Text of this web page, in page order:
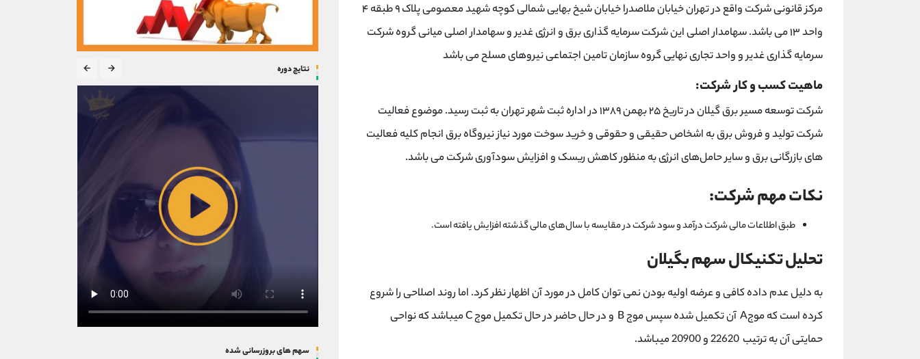
مرکز قانونی شرکت واقع در تهران خیابان ملاصدرا خیابان شیخ بهایی شمالی کوچه شهید معصومی پلاک ۹ طبقه ۴
واحد ۱۳ می باشد. سهامدار اصلی این شرکت سرمایه گذاری برق و انرژی غدیر و سهامدار اصلی میانی گروه شرکت
سرمایه گذاری غدیر و واحد تجاری نهایی گروه سازمان تامین اجتماعی نیروهای مسلح می باشد
ماهیت کسب و کار شرکت:
شرکت توسعه مسیر برق گیلان در تاریخ ۲۵ بهمن ۱۳۸۹ در اداره ثبت شهر تهران به ثبت رسید. موضوع فعالیت
شرکت تولید و فروش برق به اشخاص حقیقی و حقوقی و خرید سوخت مورد نیاز نیروگاه برق انجام کلیه فعالیت
های بازرگانی برق و سایر حامل‌های انرژی به منظور کاهش ریسک و افزایش سودآوری شرکت می باشد.
نکات مهم شرکت:
طبق اطلاعات مالی شرکت درآمد و سود شرکت در مقایسه با سال‌های مالی گذشته افزایش یافته است.
تحلیل تکنیکال سهم بگیلان
به دلیل عدم داده کافی و عرضه اولیه بودن نمی توان کامل در مورد آن اظهار نظر کرد. اما روند اصلاحی را شروع
کرده است که موجA آن تکمیل شده سپس موج B و در حال حاضر در حال تکمیل موج C میباشد که نواحی
حمایتی آن به ترتیب 22620 و 20900 میباشد.
نتایج دوره
سهم های بروزرسانی شده